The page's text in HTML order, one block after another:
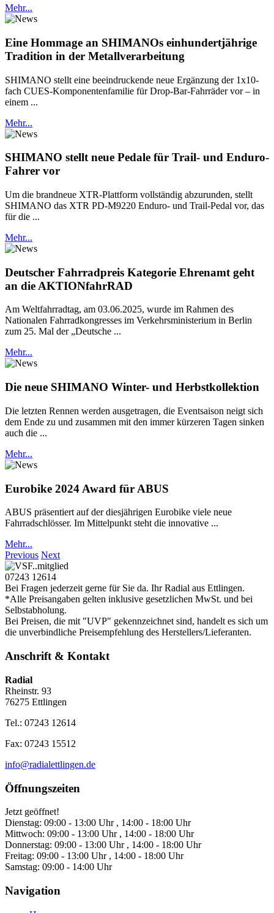
Mehr...
Eine Hommage an SHIMANOs einhundertjährige
Tradition in der Metallverarbeitung
SHIMANO stellt eine beeindruckende neue Ergänzung der 1x10-
fach CUES-Komponentenfamilie für Drop-Bar-Fahrräder vor – in
einem ...
Mehr...
SHIMANO stellt neue Pedale für Trail- und Enduro-
Fahrer vor
Um die brandneue XTR-Plattform vollständig abzurunden, stellt
SHIMANO das XTR PD-M9220 Enduro- und Trail-Pedal vor, das
für die ...
Mehr...
Deutscher Fahrradpreis Kategorie Ehrenamt geht
an die AKTIONfahrRAD
Am Weltfahrradtag, am 03.06.2025, wurde im Rahmen des
Nationalen Fahrradkongresses im Verkehrsministerium in Berlin
zum 25. Mal der „Deutsche ...
Mehr...
Die neue SHIMANO Winter- und Herbstkollektion
Die letzten Rennen werden ausgetragen, die Eventsaison neigt sich
dem Ende zu und zusammen mit den immer kürzeren Tagen sinken
auch die ...
Mehr...
Eurobike 2024 Award für ABUS
ABUS präsentiert auf der diesjährigen Eurobike viele neue
Fahrradschlösser. Im Mittelpunkt steht die innovative ...
Mehr...
Previous Next
07243 12614
Bei Fragen jederzeit gerne für Sie da. Ihr Radial aus Ettlingen.
*Alle Preisangaben gelten inklusive gesetzlichen MwSt. und bei
Selbstabholung.
Bei Preisen, die mit "UVP" gekennzeichnet sind, handelt es sich um
die unverbindliche Preisempfehlung des Herstellers/Lieferanten.
Anschrift & Kontakt
Radial
Rheinstr. 93
76275 Ettlingen
Tel.: 07243 12614
Fax: 07243 15512
info@radialettlingen.de
Öffnungszeiten
Jetzt geöffnet!
Dienstag: 09:00 - 13:00 Uhr , 14:00 - 18:00 Uhr
Mittwoch: 09:00 - 13:00 Uhr , 14:00 - 18:00 Uhr
Donnerstag: 09:00 - 13:00 Uhr , 14:00 - 18:00 Uhr
Freitag: 09:00 - 13:00 Uhr , 14:00 - 18:00 Uhr
Samstag: 09:00 - 14:00 Uhr
Navigation